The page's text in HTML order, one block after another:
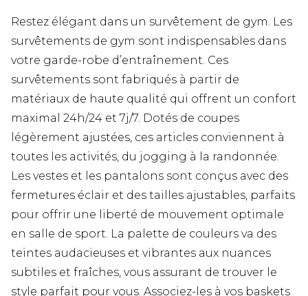
Restez élégant dans un survêtement de gym. Les
survêtements de gym sont indispensables dans
votre garde-robe d’entraînement. Ces
survêtements sont fabriqués à partir de
matériaux de haute qualité qui offrent un confort
maximal 24h/24 et 7j/7. Dotés de coupes
légèrement ajustées, ces articles conviennent à
toutes les activités, du jogging à la randonnée.
Les vestes et les pantalons sont conçus avec des
fermetures éclair et des tailles ajustables, parfaits
pour offrir une liberté de mouvement optimale
en salle de sport. La palette de couleurs va des
teintes audacieuses et vibrantes aux nuances
subtiles et fraîches, vous assurant de trouver le
style parfait pour vous. Associez-les à vos baskets